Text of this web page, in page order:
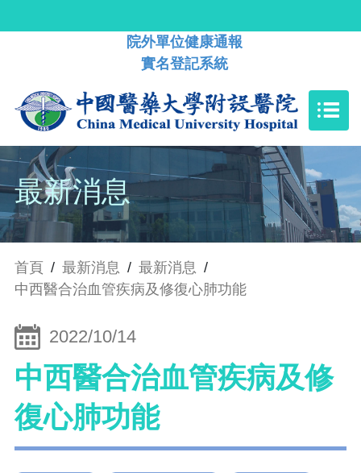
院外單位健康通報
實名登記系統
最新消息
首頁 / 最新消息 / 最新消息 /
中西醫合治血管疾病及修復心肺功能
2022/10/14
中西醫合治血管疾病及修
復心肺功能